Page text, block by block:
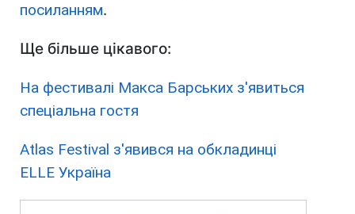
посиланням.
Ще більше цікавого:
На фестивалі Макса Барських з'явиться
спеціальна гостя
Atlas Festival з'явився на обкладинці
ELLE Україна